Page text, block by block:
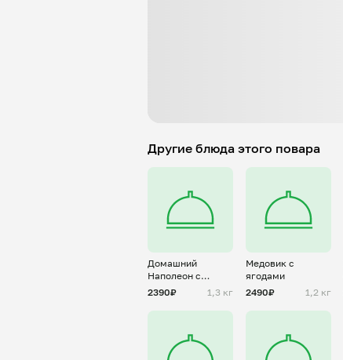
Другие блюда этого повара
Домашний
Наполеон с
ягодами
2390₽ 1,3 кг
Медовик с
ягодами
2490₽
1,2 кг